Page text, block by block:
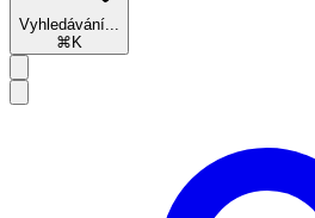
Vyhledávání...
⌘K